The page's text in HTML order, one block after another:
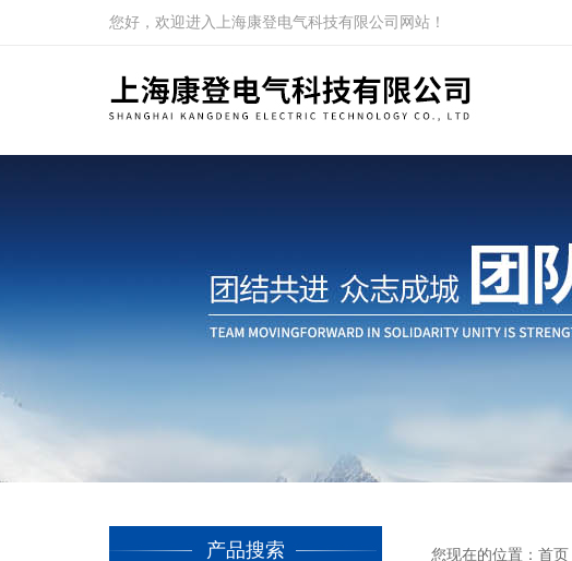
您好，欢迎进入上海康登电气科技有限公司网站！
产品搜索 您现在的位置： 首页